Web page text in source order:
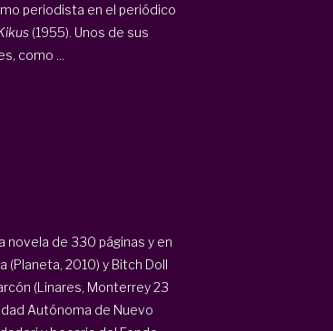
periodista en el periódico
(1955). Unos de sus
como ...
novela de 330 páginas y en
2010) y Bitch Doll
(Linares, Monterrey 23
Autónoma de Nuevo